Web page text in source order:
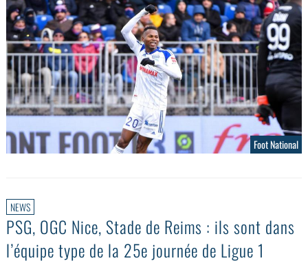
Foot National
NEWS
PSG, OGC Nice, Stade de Reims : ils sont dans
l’équipe type de la 25e journée de Ligue 1